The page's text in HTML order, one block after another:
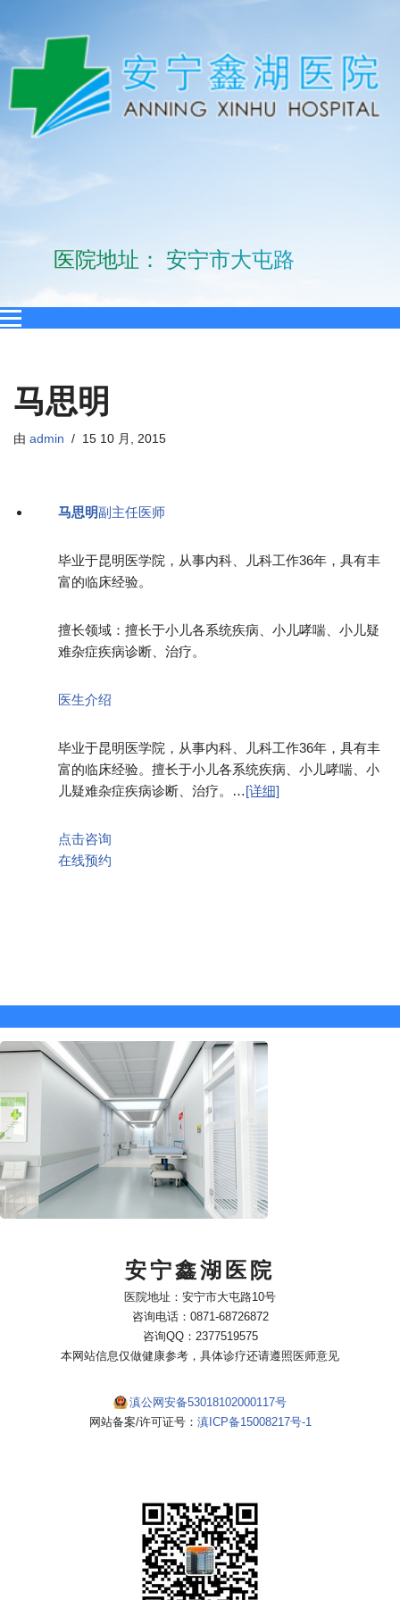
医院地址： 安宁市大屯路10
马思明
由 admin 15 10 月, 2015
马思明副主任医师
毕业于昆明医学院，从事内科、儿科工作36年，具有丰
富的临床经验。
擅长领域：擅长于小儿各系统疾病、小儿哮喘、小儿疑
难杂症疾病诊断、治疗。
医生介绍
毕业于昆明医学院，从事内科、儿科工作36年，具有丰
富的临床经验。擅长于小儿各系统疾病、小儿哮喘、小
儿疑难杂症疾病诊断、治疗。…[详细]
点击咨询
在线预约
安宁鑫湖医院
医院地址：安宁市大屯路10号
咨询电话：0871-68726872
咨询QQ：2377519575
本网站信息仅做健康参考，具体诊疗还请遵照医师意见
滇公网安备53018102000117号
网站备案/许可证号： 滇ICP备15008217号-1